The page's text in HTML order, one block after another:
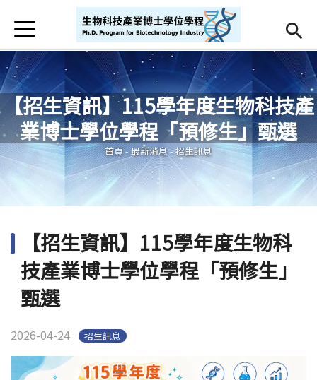
首頁
首頁
最新消息
Open submenu (學程簡介)
學程簡介
Open
師資
招生
Open submenu (學生專區)
學生專區
活動集錦
Jump to Navigation
Jump to Main content
【招生資訊】115學年度生物科技產
業博士學位學程「預修生」甄選
您在這裡
首頁-最新消息-招生訊息
【招生資訊】115學年度生物科
技產業博士學位學程「預修生」
甄選
2026-04-24 招生訊息